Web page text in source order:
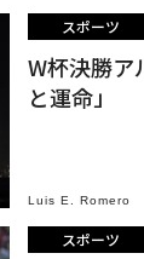
スポーツ
W杯決勝ア
と運命」
Luis E. Romero
スポーツ